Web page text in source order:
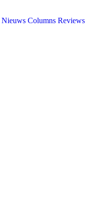
Nieuws Columns Reviews